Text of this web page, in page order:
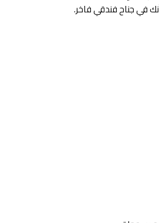
في جناح فندقي فاخر.